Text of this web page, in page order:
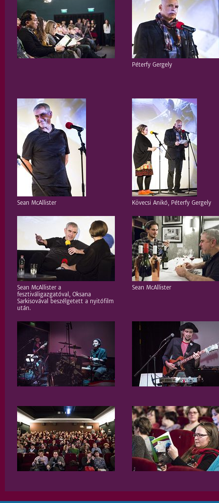
Péterfy Gergely
Sean McAllister Kövecsi Anikó, Péterfy Gergely
Sean McAllister a
fesztiváligazgatóval, Oksana
Sarkisovával beszélgetett a nyitófilm
után.
Sean McAllister